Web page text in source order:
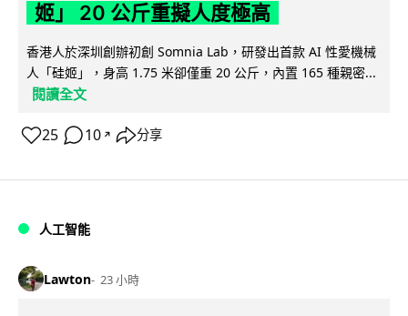
姬」 20 公斤重擬人度極高
香港人於深圳創辦初創 Somnia Lab，研發出首款 AI 性愛機械
人「硅姬」，身高 1.75 米卻僅重 20 公斤，內置 165 種親密...
閱讀全文
25 10 ↗ 分享
人工智能
Lawton 23 小時